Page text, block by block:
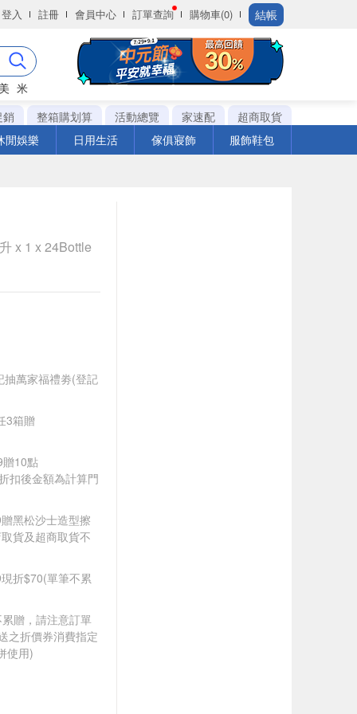
登入 註冊 會員中心 訂單查詢 購物車(0) 結帳
米
銷
整箱購划算 活動總覽 家速配
超商取貨
閒娛樂
日用生活 傢俱寢飾 服飾鞋包
x 1 x 24Bottle
萬家福禮劵(登記
3箱贈
10點
扣後金額為計算門
黑松沙士造型擦
貨及超商取貨不
折$70(單筆不累
贈，請注意訂單
之折價券消費指定
使用)